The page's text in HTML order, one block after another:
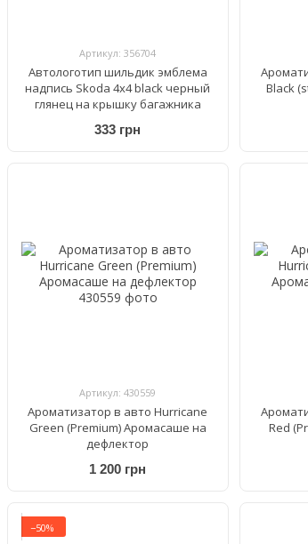
Артикул: 356704
Автологотип шильдик эмблема
надпись Skoda 4x4 black черный
глянец на крышку багажника
333 грн
Black
Артикул: 430559
Ароматизатор в авто Hurricane
Green (Premium) Аромасаше на
дефлектор
1 200 грн
Red
−50%